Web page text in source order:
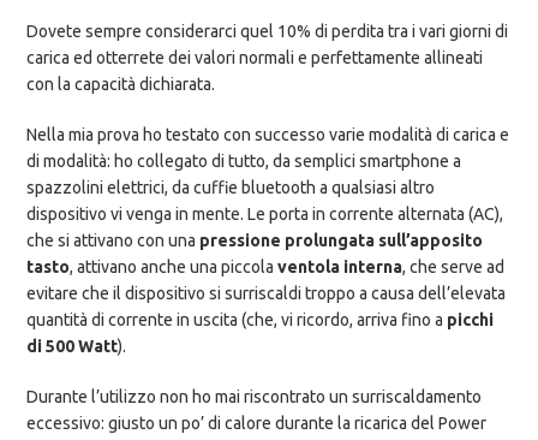
Dovete sempre considerarci quel 10% di perdita tra i vari giorni di
carica ed otterrete dei valori normali e perfettamente allineati
con la capacità dichiarata.
Nella mia prova ho testato con successo varie modalità di carica e
di modalità: ho collegato di tutto, da semplici smartphone a
spazzolini elettrici, da cuffie bluetooth a qualsiasi altro
dispositivo vi venga in mente. Le porta in corrente alternata (AC),
che si attivano con una pressione prolungata sull’apposito
tasto, attivano anche una piccolaventola interna, che serve ad
evitare che il dispositivo si surriscaldi troppo a causa dell’elevata
quantità di corrente in uscita (che, vi ricordo, arriva fino a picchi
di 500 Watt).
Durante l’utilizzo non ho mai riscontrato un surriscaldamento
eccessivo: giusto un po’ di calore durante la ricarica del Power